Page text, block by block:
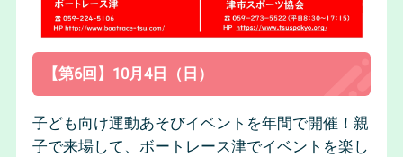
【第6回】10月4日（日）
子ども向け運動あそびイベントを年間で開催！親
子で来場して、ボートレース津でイベントを楽し